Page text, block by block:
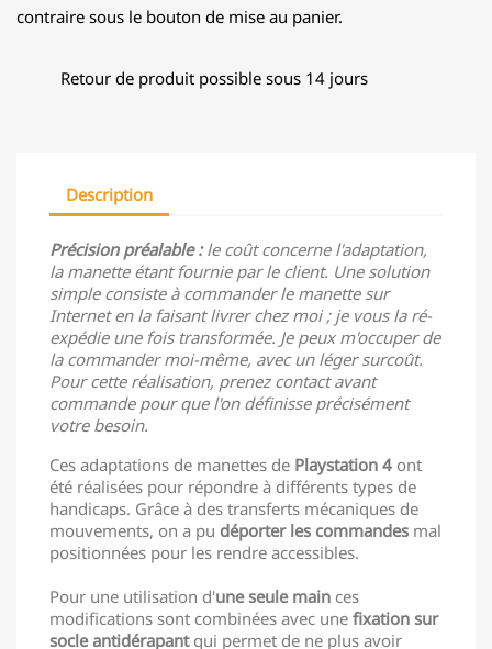
contraire sous le bouton de mise au panier.
Retour de produit possible sous 14 jours
Description
Précision préalable :le coût concerne l'adaptation,
la manette étant fournie par le client. Une solution
simple consiste à commander le manette sur
Internet en la faisant livrer chez moi ; je vous la ré-
expédie une fois transformée. Je peux m'occuper de
la commander moi-même, avec un léger surcoût.
Pour cette réalisation, prenez contact avant
commande pour que l'on définisse précisément
votre besoin.
Ces adaptations de manettes de Playstation 4 ont
été réalisées pour répondre à différents types de
handicaps. Grâce à des transferts mécaniques de
mouvements, on a pu déporter les commandes mal
positionnées pour les rendre accessibles.
Pour une utilisation d'une seule main ces
modifications sont combinées avec une fixation sur
socle antidérapantqui permet de ne plus avoir